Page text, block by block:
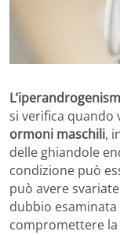
si verifica quando
ormoni maschili,
delle ghiandole
condizione può
può avere
dubbio
compromettere la